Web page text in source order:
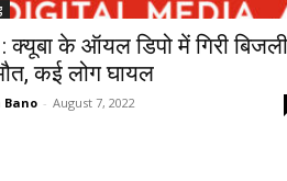
क्यूबा के ऑयल डिपो में गिरी
कई लोग घायल
Bano - August 7, 2022